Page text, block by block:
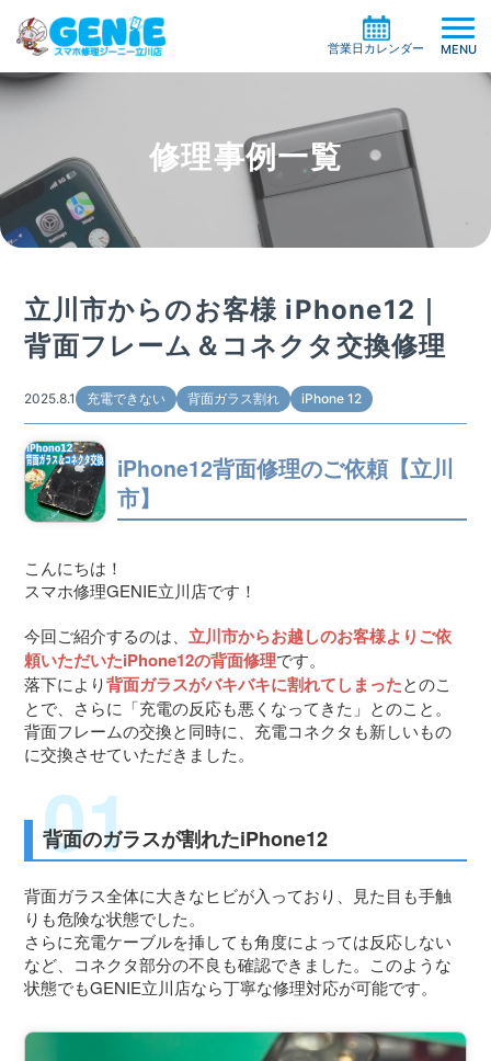
MENU
営業日カレンダー
修理料金の検索
機種一覧から探す
症状別一覧から探す
買取サービス
ケイタイサポート
修理の流れ
お役立ち情報
お客様の声
よくある質問
店舗情報
系列店・協力店募集
屋号を替えずに総務省登録修理業者として運営を
割引キャンペーン
お問い合わせ
修理事例一覧
立川市からのお客様 iPhone12｜
背面フレーム＆コネクタ交換修理
2025.8.1 充電できない 背面ガラス割れ iPhone 12
iPhone12背面修理のご依頼【立川
市】
こんにちは！
スマホ修理GENIE立川店です！
今回ご紹介するのは、 立川市からお越しのお客様よりご依
頼いただいたiPhone12の背面修理です。
落下により背面ガラスがバキバキに割れてしまったとのこ
とで、さらに「充電の反応も悪くなってきた」とのこと。
背面フレームの交換と同時に、充電コネクタも新しいもの
に交換させていただきました。
背面のガラスが割れたiPhone12
背面ガラス全体に大きなヒビが入っており、見た目も手触
りも危険な状態でした。
さらに充電ケーブルを挿しても角度によっては反応しない
など、コネクタ部分の不良も確認できました。このような
状態でもGENIE立川店なら丁寧な修理対応が可能です。